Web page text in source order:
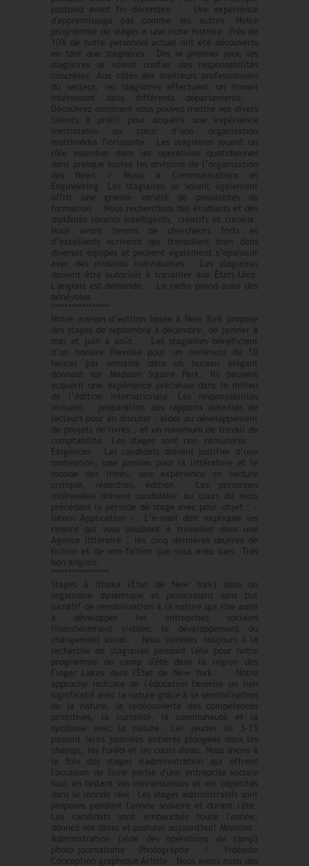
postulez avant fin décembre. Une expérience
d'apprentissage pas comme les autres. Notre
programme de stages a une riche histoire. Près de
10% de notre personnel actuel ont été découverts
en tant que stagiaires. Dès le premier jour, les
stagiaires se voient confier des responsabilités
concrètes. Aux côtés des meilleurs professionnels
du secteur, les stagiaires effectuent un travail
intéressant dans différents départements.
Découvrez comment vous pouvez mettre vos divers
talents à profit pour acquérir une expérience
inestimable au cœur d’une organisation
multimédia florissante. Les stagiaires jouent un
rôle essentiel dans les opérations quotidiennes
dans presque toutes les divisions de l’organisation
des News / Music à Communications et
Engineering. Les stagiaires se voient également
offrir une grande variété de possibilités de
formation. Nous recherchons des étudiants et des
diplômés récents intelligents, créatifs et curieux.
Nous avons besoin de chercheurs forts et
d’excellents écrivains qui travaillent bien dans
diverses équipes et peuvent également s’épanouir
avec des missions individuelles. Les stagiaires
doivent être autorisés à travailler aux États-Unis.
L'anglais est demandé. La radio prend aussi des
bénévoles.
*****************
Notre maison d’édition basée à New York propose
des stages de septembre à décembre, de janvier à
mai et juin à août. Les stagiaires bénéficient
d’un horaire flexible pour un minimum de 10
heures par semaine dans un bureau élégant
donnant sur Madison Square Park. Ils peuvent
acquérir une expérience précieuse dans le milieu
de l’édition internationale. Les responsabilités
incluent : préparation des rapports détaillés de
lecteurs pour en discuter ; aider au développement
de projets de livres ; et un minimum de travail de
comptabilité. Les stages sont non rémunérés.
Exigences Les candidats doivent justifier d’une
motivation, une passion pour la littérature et le
monde des livres, une expérience en lecture
critique, rédaction, édition. Les personnes
intéressées doivent candidater au cours du mois
précédant la période de stage avec pour objet : «
Intern Application ». L’e-mail doit expliquer les
raisons qui vous poussent à travailler dans une
Agence littéraire ; les cinq dernières œuvres de
fiction et de non-fiction que vous avez lues. Très
bon anglais.
*****************
Stages à Ithaka (Etat de New York) dans un
organisme dynamique et passionnant sans but
lucratif de sensibilisation à la nature qui vise aussi
à développer les entreprises sociales
financièrement viables; le développement du
changement social. Nous sommes toujours à la
recherche de stagiaires pendant l'été pour notre
programme de camp d'été dans la région des
Finger Lakes dans l'Etat de New York. Notre
approche radicale de l'éducation favorise un lien
significatif avec la nature grâce à la sensibilisation
de la nature, la redécouverte des compétences
primitives, la curiosité, la communauté et la
symbiose avec la nature. Les jeunes de 3-15
passent leurs journées entières plongées dans les
champs, les forêts et les cours d'eau. Nous avons à
la fois des stages d'administration qui offrent
l'occasion de faire partie d'une entreprise sociale
tout en testant vos connaissances et vos capacités
dans le monde réel. Les stages administratifs sont
proposés pendant l'année scolaire et durant l'été.
Les candidats sont embauchés toute l'année,
donnez vos dates et postuler aujourd'hui! Missions :
Administration (aide des opérations de camp)
photo-journalisme Photographe / Vidéaste
Conception graphique Artiste Nous avons aussi des